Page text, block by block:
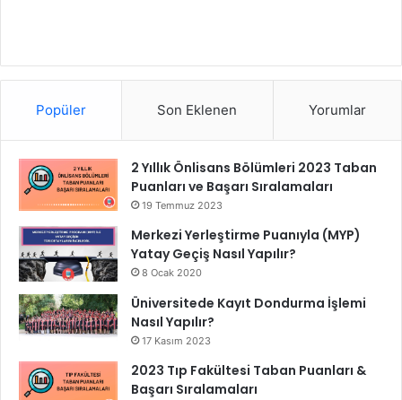
Popüler Son Eklenen Yorumlar
2 Yıllık Önlisans Bölümleri 2023 Taban
Puanları ve Başarı Sıralamaları
19 Temmuz 2023
Merkezi Yerleştirme Puanıyla (MYP)
Yatay Geçiş Nasıl Yapılır?
8 Ocak 2020
Üniversitede Kayıt Dondurma İşlemi
Nasıl Yapılır?
17 Kasım 2023
2023 Tıp Fakültesi Taban Puanları &
Başarı Sıralamaları